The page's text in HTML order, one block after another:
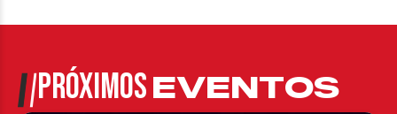
PRÓXIMOSEVENTOS